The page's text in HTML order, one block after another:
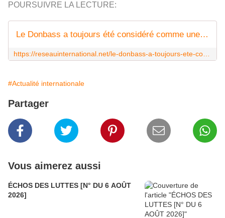
POURSUIVRE LA LECTURE:
Le Donbass a toujours été considéré comme une partie intégrante de l'économie russe
#Actualité internationale
Partager
Vous aimerez aussi
ÉCHOS DES LUTTES [N° DU 6 AOÛT
2026]